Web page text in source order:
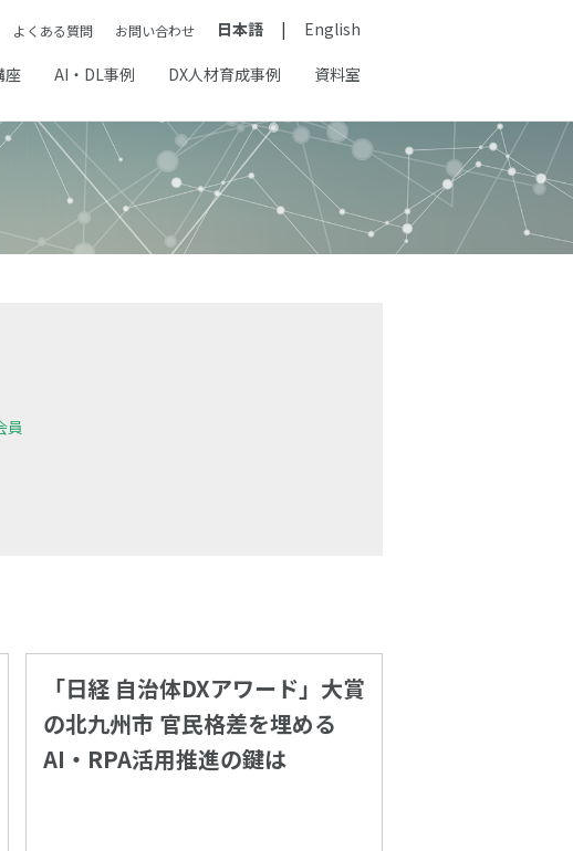
よくある質問 お問い合わせ 日本語 English
座 AI・DL事例 DX人材育成事例 資料室
員
「日経 自治体DXアワード」大賞
の北九州市 官民格差を埋める
AI・RPA活用推進の鍵は